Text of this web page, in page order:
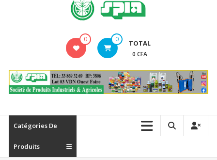
Produits
Industriels
0 0 TOTAL
0 CFA
Catégories De
Produits